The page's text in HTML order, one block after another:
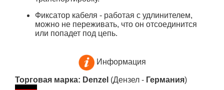
Фиксатор кабеля - работая с удлинителем,
можно не переживать, что он отсоединится
или попадет под цепь.
Информация
Торговая марка: Denzel (Дензел - Германия)